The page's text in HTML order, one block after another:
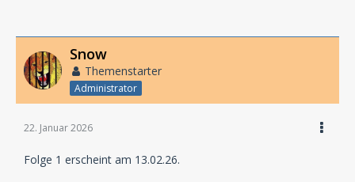
Snow
Themenstarter
Administrator
22. Januar 2026
Folge 1 erscheint am 13.02.26.